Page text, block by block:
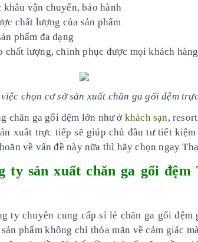
khâu vận chuyển, bảo hành
chất lượng của sản phẩm
phẩm đa dạng
chất lượng, chinh phục được mọi khách hàng
chọn cơ sở sản xuất chăn ga gối đệm
chăn ga gối đệm lớn như ở khách sạn,
xuất trực tiếp sẽ giúp chủ đầu tư tiết
về vấn đề này nữa thì hãy chọn ngay
ty sản xuất chăn ga gối đệm
ty chuyên cung cấp sỉ lẻ chăn ga gối đệm
phẩm không chỉ thỏa mãn về cảm giác